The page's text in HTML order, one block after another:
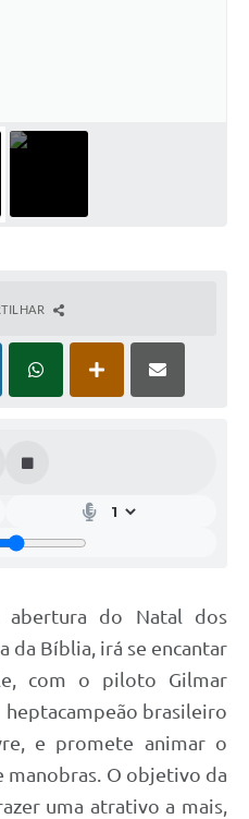
do Natal dos
da Bíblia, irá se encantar
com
o piloto Gilmar
heptacampeão brasileiro
e promete animar o
manobras. O objetivo da
uma atrativo a mais,